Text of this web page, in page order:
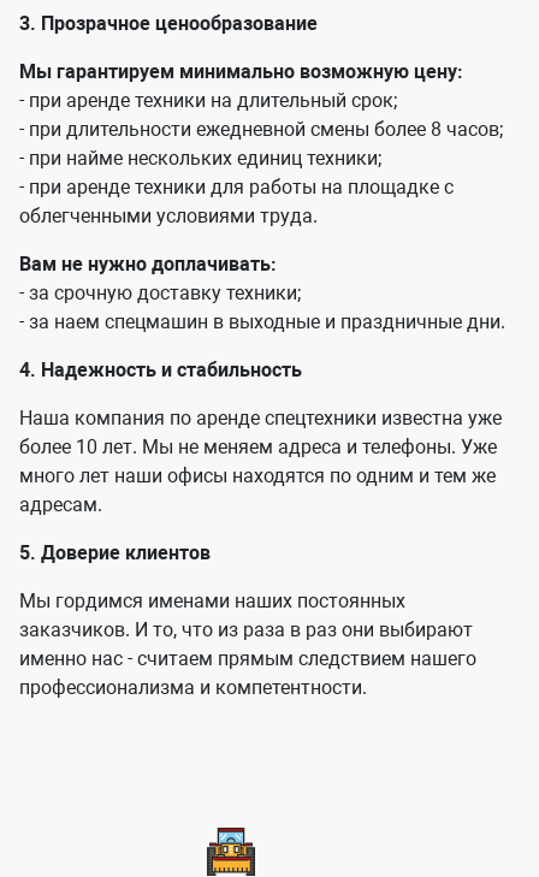
3. Прозрачное ценообразование
Мы гарантируем минимально возможную цену:
- при аренде техники на длительный срок;
- при длительности ежедневной смены более 8 часов;
- при найме нескольких единиц техники;
- при аренде техники для работы на площадке с
облегченными условиями труда.
Вам не нужно доплачивать:
- за срочную доставку техники;
- за наем спецмашин в выходные и праздничные дни.
4. Надежность и стабильность
Наша компания по аренде спецтехники известна уже
более 10 лет. Мы не меняем адреса и телефоны. Уже
много лет наши офисы находятся по одним и тем же
адресам.
5. Доверие клиентов
Мы гордимся именами наших постоянных
заказчиков. И то, что из раза в раз они выбирают
именно нас - считаем прямым следствием нашего
профессионализма и компетентности.